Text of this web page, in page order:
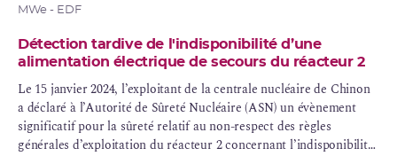
MWe - EDF
Détection tardive de l'indisponibilité d’une
alimentation électrique de secours du réacteur 2
Le 15 janvier 2024, l’exploitant de la centrale nucléaire de Chinon
a déclaré à l’Autorité de Sûreté Nucléaire (ASN) un évènement
significatif pour la sûreté relatif au non-respect des règles
générales d’exploitation du réacteur 2 concernant l’indisponibilité